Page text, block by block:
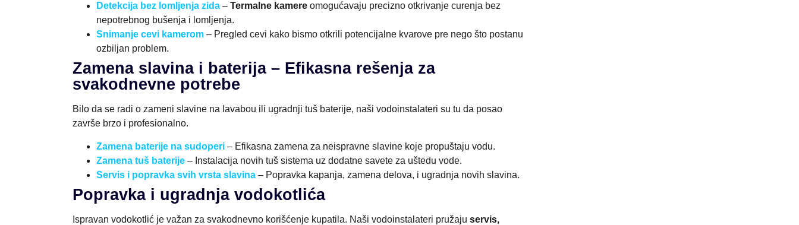
Detekcija bez lomljenja zida – Termalne kamere omogućavaju precizno otkrivanje curenja bez
nepotrebnog bušenja i lomljenja.
Snimanje cevi kamerom – Pregled cevi kako bismo otkrili potencijalne kvarove pre nego što postanu
ozbiljan problem.
Zamena slavina i baterija – Efikasna rešenja za
svakodnevne potrebe
Bilo da se radi o zameni slavine na lavabou ili ugradnji tuš baterije, naši vodoinstalateri su tu da posao
završe brzo i profesionalno.
Zamena baterije na sudoperi – Efikasna zamena za neispravne slavine koje propuštaju vodu.
Zamena tuš baterije – Instalacija novih tuš sistema uz dodatne savete za uštedu vode.
Servis i popravka svih vrsta slavina – Popravka kapanja, zamena delova, i ugradnja novih slavina.
Popravka i ugradnja vodokotlića
Ispravan vodokotlić je važan za svakodnevno korišćenje kupatila. Naši vodoinstalateri pružaju servis,